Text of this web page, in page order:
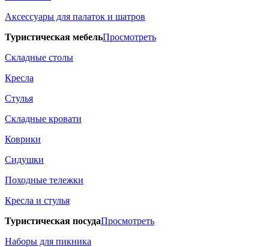
Аксессуары для палаток и шатров
Туристическая мебельПросмотреть
Складные столы
Кресла
Стулья
Складные кровати
Коврики
Сидушки
Походные тележки
Кресла и стулья
Туристическая посудаПросмотреть
Наборы для пикника